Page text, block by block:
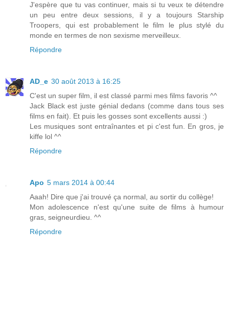
J'espère que tu vas continuer, mais si tu veux te détendre
un peu entre deux sessions, il y a toujours Starship
Troopers, qui est probablement le film le plus stylé du
monde en termes de non sexisme merveilleux.
Répondre
AD_e 30 août 2013 à 16:25
C'est un super film, il est classé parmi mes films favoris ^^
Jack Black est juste génial dedans (comme dans tous ses
films en fait). Et puis les gosses sont excellents aussi :)
Les musiques sont entraînantes et pi c'est fun. En gros, je
kiffe lol ^^
Répondre
Apo 5 mars 2014 à 00:44
Aaah! Dire que j'ai trouvé ça normal, au sortir du collège!
Mon adolescence n'est qu'une suite de films à humour
gras, seigneurdieu. ^^
Répondre